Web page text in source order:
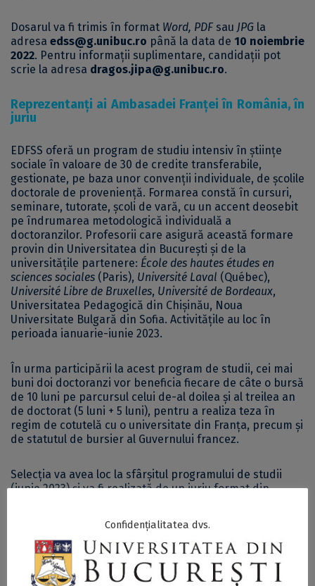
Dosarul va fi trimis în format Word, PDFsau JPG la
adresa edss@g.unibuc.ro până la data de 10 noiembrie
2022. Pentru informații suplimentare, candidații pot
scrie la adresa dragos.jipa@g.unibuc.ro.
Reprezentanți ai Ambasadei Franței în România, în
juriu
EDFSS oferă un program de studiu intensiv în științe
sociale în valoare de 30 de credite transferabile,
gestionate, pe baza unor convenții individuale, de școlile
doctorale de proveniență. Formarea constă în cursuri,
seminare, tutorate, școli de vară, cu un accent deosebit
pe îndrumarea metodologică individuală a
doctoranzilor. Profesorii care asigură această formare
provin din Universitatea din București și de la
universitățile partenere: École des hautes études en
sciences sociales (Paris), Université Laval (Québec),
Université Libre de Bruxelles, Université de Bordeaux,
Universitatea Pedagogică din Chișinău, Noua
Universitate Bulgară din Sofia. Activitățile au loc în
perioada ianuarie-iunie 2023.
În urma participării la acest program de studii, cei mai
buni doi doctoranzi vor beneficia fiecare de câte o bursă
de 10 luni pe parcursul celui de-al doilea și al treilea an
de doctorat (5 luni + 5 luni), pentru a realiza teza în
regim de cotutelă cu o universitate din Franța, precum și
de statutul de bursier al Guvernului francez.
Selecția va avea loc la sfârșitul programului de studii
(iunie 2023) și va fi realizată de un juriu format din
Universității din București și ai Ambasadei Franței în
Mai multe informații despre bursele Guvernului francez
pentru doctoranzii în științe sociale ai Universității
Confidențialitatea dvs.